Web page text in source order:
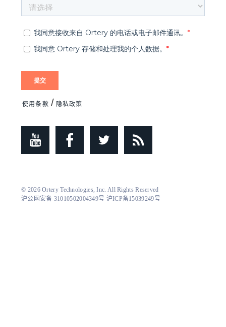
使用条款 / 隐私政策
© 2026Ortery Technologies, Inc. All Rights Reserved
沪公网安备 31010502004349号 沪ICP备15039249号